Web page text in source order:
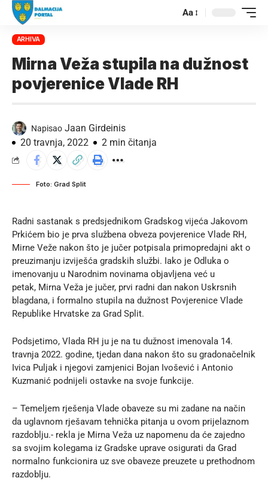
Aa
ARHIVA
Mirna Veža stupila na dužnost
povjerenice Vlade RH
Napisao Jaan Girdeinis
20 travnja, 2022
2 min čitanja
Foto: Grad Split
Radni sastanak s predsjednikom Gradskog vijeća Jakovom
Prkićem bio je prva službena obveza povjerenice Vlade RH,
Mirne Veže nakon što je jučer potpisala primopredajni akt o
preuzimanju izviješća gradskih službi. Iako je Odluka o
imenovanju u Narodnim novinama objavljena već u
petak, Mirna Veža je jučer, prvi radni dan nakon Uskrsnih
blagdana, i formalno stupila na dužnost Povjerenice Vlade
Republike Hrvatske za Grad Split.
Podsjetimo, Vlada RH ju je na tu dužnost imenovala 14.
travnja 2022. godine, tjedan dana nakon što su gradonačelnik
Ivica Puljak i njegovi zamjenici Bojan Ivošević i Antonio
Kuzmanić podnijeli ostavke na svoje funkcije.
– Temeljem rješenja Vlade obaveze su mi zadane na način
da uglavnom rješavam tehnička pitanja u ovom prijelaznom
razdoblju.- rekla je Mirna Veža uz napomenu da će zajedno
sa svojim kolegama iz Gradske uprave osigurati da Grad
normalno funkcionira uz sve obaveze preuzete u prethodnom
razdoblju.